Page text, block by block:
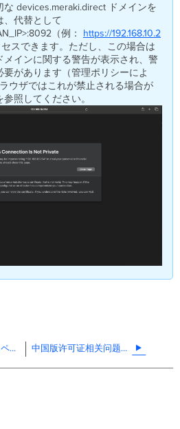
な devices.meraki.direct ドメインを
、代替として
（例： https://192.168.10.2
スできます。ただし、この場合は
メインに関する警告が表示され、警
があります（管理ポリシーによ
ウザではこれが禁止される場合が
照してください。
ローカルステータスページ - キャンパスゲートウェイ 中国版许可证相关问题解答